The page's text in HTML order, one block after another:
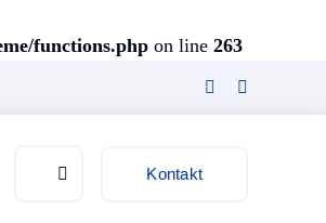
functions.php on line 263
Kontakt